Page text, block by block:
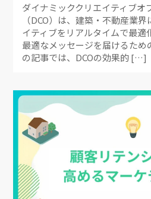
ダイナミッククリエイティブオ
（DCO）は、建築・不動産業
イティブをリアルタイムで最適
最適なメッセージを届けるため
の記事では、DCOの効果的 […]